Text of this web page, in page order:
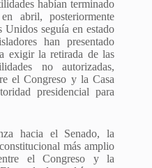
habían terminado
abril, posteriormente
Unidos seguía en estado
han presentado
exigir la retirada de las
no autorizadas,
el Congreso y la Casa
presidencial para
hacia el Senado, la
más amplio
el Congreso y la